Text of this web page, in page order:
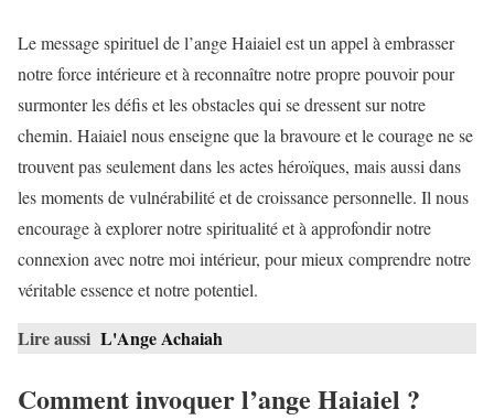
Le message spirituel de l’ange Haiaiel est un appel à embrasser
notre force intérieure et à reconnaître notre propre pouvoir pour
surmonter les défis et les obstacles qui se dressent sur notre
chemin. Haiaiel nous enseigne que la bravoure et le courage ne se
trouvent pas seulement dans les actes héroïques, mais aussi dans
les moments de vulnérabilité et de croissance personnelle. Il nous
encourage à explorer notre spiritualité et à approfondir notre
connexion avec notre moi intérieur, pour mieux comprendre notre
véritable essence et notre potentiel.
Lire aussi L'Ange Achaiah
Comment invoquer l’ange Haiaiel ?